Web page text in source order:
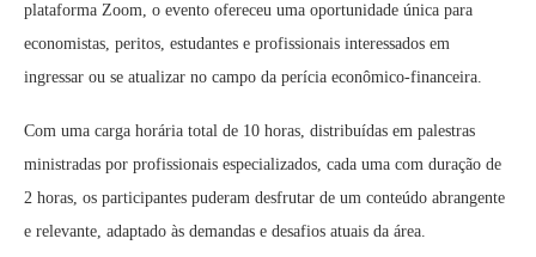
plataforma Zoom, o evento ofereceu uma oportunidade única para
economistas, peritos, estudantes e profissionais interessados em
ingressar ou se atualizar no campo da perícia econômico-financeira.
Com uma carga horária total de 10 horas, distribuídas em palestras
ministradas por profissionais especializados, cada uma com duração de
2 horas, os participantes puderam desfrutar de um conteúdo abrangente
e relevante, adaptado às demandas e desafios atuais da área.